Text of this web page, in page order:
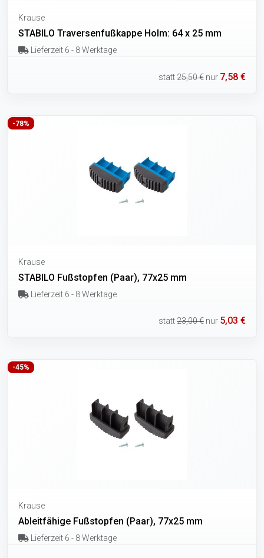
Krause
STABILO Traversenfußkappe Holm: 64 x 25 mm
Lieferzeit 6 - 8 Werktage
statt25,50 € nur 7,58 €
-78%
Krause
STABILO Fußstopfen (Paar), 77x25 mm
Lieferzeit 6 - 8 Werktage
statt23,00 € nur 5,03 €
-45%
Krause
Ableitfähige Fußstopfen (Paar), 77x25 mm
Lieferzeit 6 - 8 Werktage